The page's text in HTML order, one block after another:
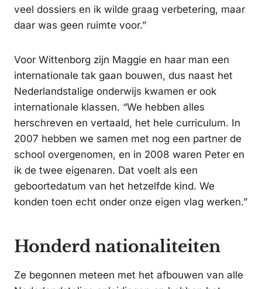
veel dossiers en ik wilde graag verbetering, maar
daar was geen ruimte voor.”
Voor Wittenborg zijn Maggie en haar man een
internationale tak gaan bouwen, dus naast het
Nederlandstalige onderwijs kwamen er ook
internationale klassen. “We hebben alles
herschreven en vertaald, het hele curriculum. In
2007 hebben we samen met nog een partner de
school overgenomen, en in 2008 waren Peter en
ik de twee eigenaren. Dat voelt als een
geboortedatum van het hetzelfde kind. We
konden toen echt onder onze eigen vlag werken.”
Honderd nationaliteiten
Ze begonnen meteen met het afbouwen van alle